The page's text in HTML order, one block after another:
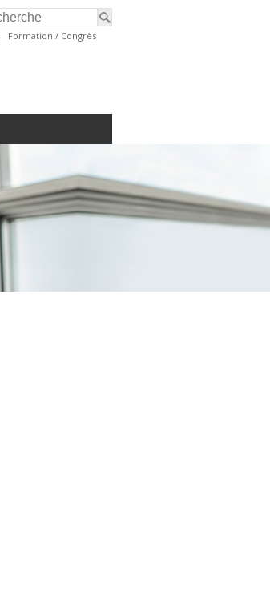
Formation / Congrès